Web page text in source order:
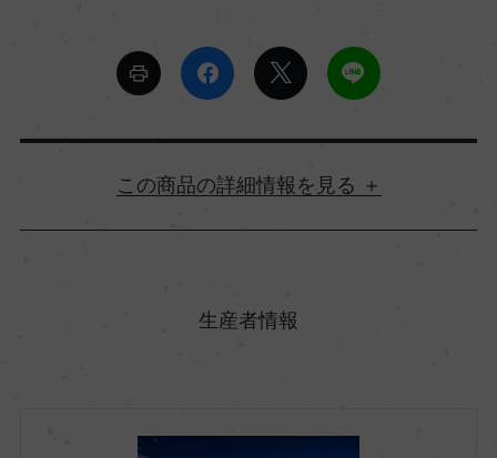
詳細情報
生産者情報